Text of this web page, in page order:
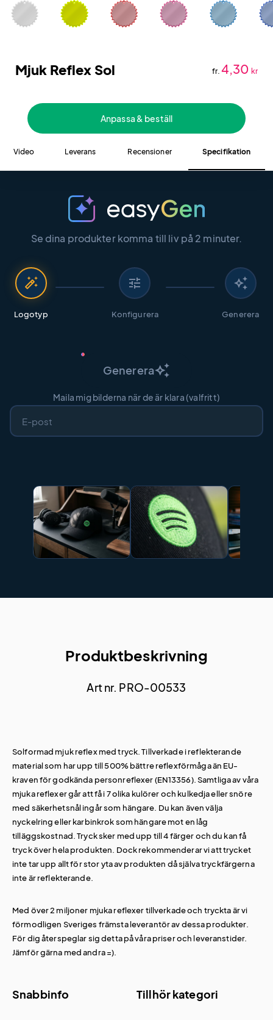
Mjuk Reflex Sol fr.4,30 kr
Anpassa & beställ
Video Leverans Recensioner Specifikation
Se dina produkter komma till liv på 2 minuter.
auto_fix_high
Logotyp
tune
Konfigurera
auto_awesome
Generera
Genereraauto_awesome
Maila mig bilderna när de är klara (valfritt)
Produktbeskrivning
Art nr. PRO-00533
Solformad mjuk reflex med tryck. Tillverkade i reflekterande
material som har upp till 500% bättre reflexförmåga än EU-
kraven för godkända personreflexer (EN13356). Samtliga av våra
mjuka reflexer går att få i 7 olika kulörer och kulkedja eller snöre
med säkerhetsnål ingår som hängare. Du kan även välja
nyckelring eller karbinkrok som hängare mot en låg
tilläggskostnad. Tryck sker med upp till 4 färger och du kan få
tryck över hela produkten. Dock rekommenderar vi att trycket
inte tar upp allt för stor yta av produkten då själva tryckfärgerna
inte är reflekterande.
Med över 2 miljoner mjuka reflexer tillverkade och tryckta är vi
förmodligen Sveriges främsta leverantör av dessa produkter.
För dig återspeglar sig detta på våra priser och leveranstider.
Jämför gärna med andra =).
Snabbinfo Tillhör kategori